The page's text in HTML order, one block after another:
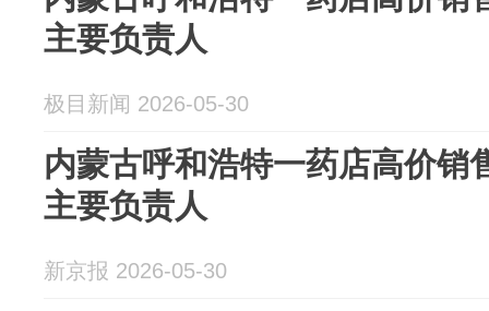
主要负责人
极目新闻 2026-05-30
内蒙古呼和浩特一药店高价销
主要负责人
新京报 2026-05-30